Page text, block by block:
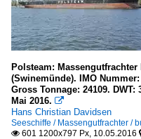
Polsteam:
(Swinemünde). IMO Nummer:
Gross Tonnage: 24109. DWT:
Mai 2016. 
Hans Christian Davidsen
Seeschiffe / Massengutfrachter /
 601 1200x797 Px, 10.05.2016